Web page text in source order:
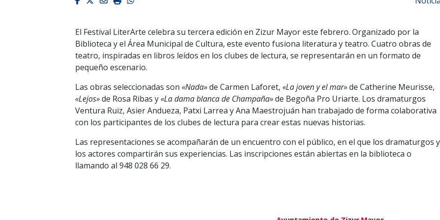
El Festival LiterArte celebra su tercera edición en Zizur Mayor este febrero. Organizado por la
Biblioteca y el Área Municipal de Cultura, este evento fusiona literatura y teatro. Cuatro obras de
teatro, inspiradas en libros leídos en los clubes de lectura, se representarán en un formato de
pequeño escenario.
Las obras seleccionadas son «Nada»de Carmen Laforet, «La joven y el mar»de Catherine Meurisse,
«Lejos»de Rosa Ribas y«La dama blanca de Champaña»de Begoña Pro Uriarte. Los dramaturgos
Ventura Ruiz, Asier Andueza, Patxi Larrea y Ana Maestrojuán han trabajado de forma colaborativa
con los participantes de los clubes de lectura para crear estas nuevas historias.
Las representaciones se acompañarán de un encuentro con el público, en el que los dramaturgos y
los actores compartirán sus experiencias. Las inscripciones están abiertas en la biblioteca o
llamando al 948 028 66 29.